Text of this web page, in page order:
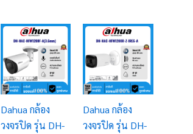
Dahua กล้อง
วงจรปิด รุ่น DH-
Dahua กล้อง
วงจรปิด รุ่น DH-